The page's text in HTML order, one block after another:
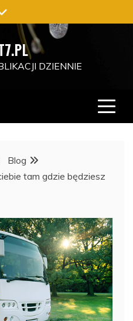
DZIENNIE
Blog
tam gdzie będziesz